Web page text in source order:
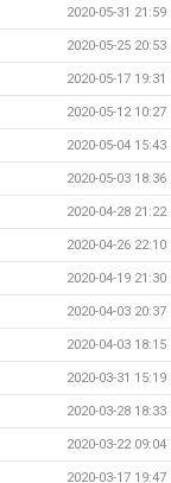
2020-05-31 21:59
2020-05-25 20:53
2020-05-17 19:31
2020-05-12 10:27
2020-05-04 15:43
2020-05-03 18:36
2020-04-28 21:22
2020-04-26 22:10
2020-04-19 21:30
2020-04-03 20:37
2020-04-03 18:15
2020-03-31 15:19
2020-03-28 18:33
2020-03-22 09:04
2020-03-17 19:47